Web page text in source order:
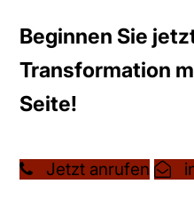
Beginnen Sie
Transformation
Seite!
Jetzt anrufen